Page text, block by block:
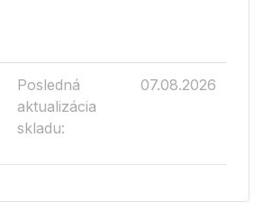
Posledná
aktualizácia
skladu:
07.08.2026